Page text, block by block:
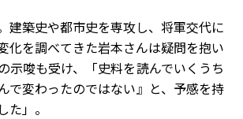
建築史や都市史を専攻し、将軍交代に
化を調べてきた岩本さんは疑問を抱い
示唆も受け、「史料を読んでいくうち
で変わったのではない』と、予感を持
た」。